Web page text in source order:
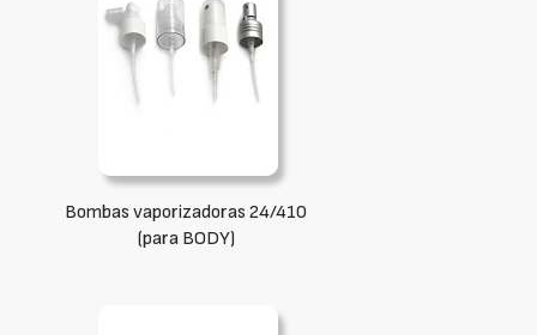
Bombas vaporizadoras 24/410
(para BODY)